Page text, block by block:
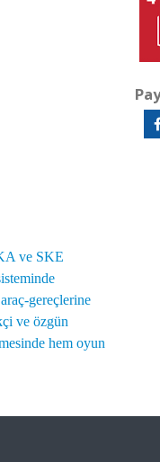
ve SKE
gereçlerine
ve özgün
hem oyun